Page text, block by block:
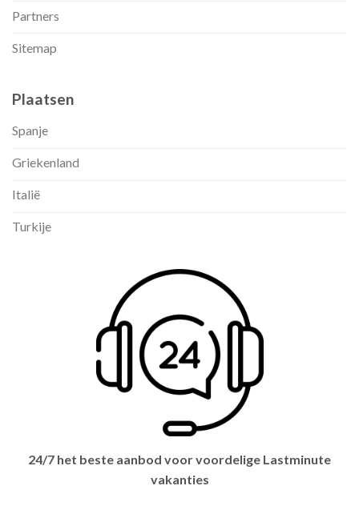
Partners
Sitemap
Plaatsen
Spanje
Griekenland
Italië
Turkije
24/7 het beste aanbod voor voordelige Lastminute
vakanties